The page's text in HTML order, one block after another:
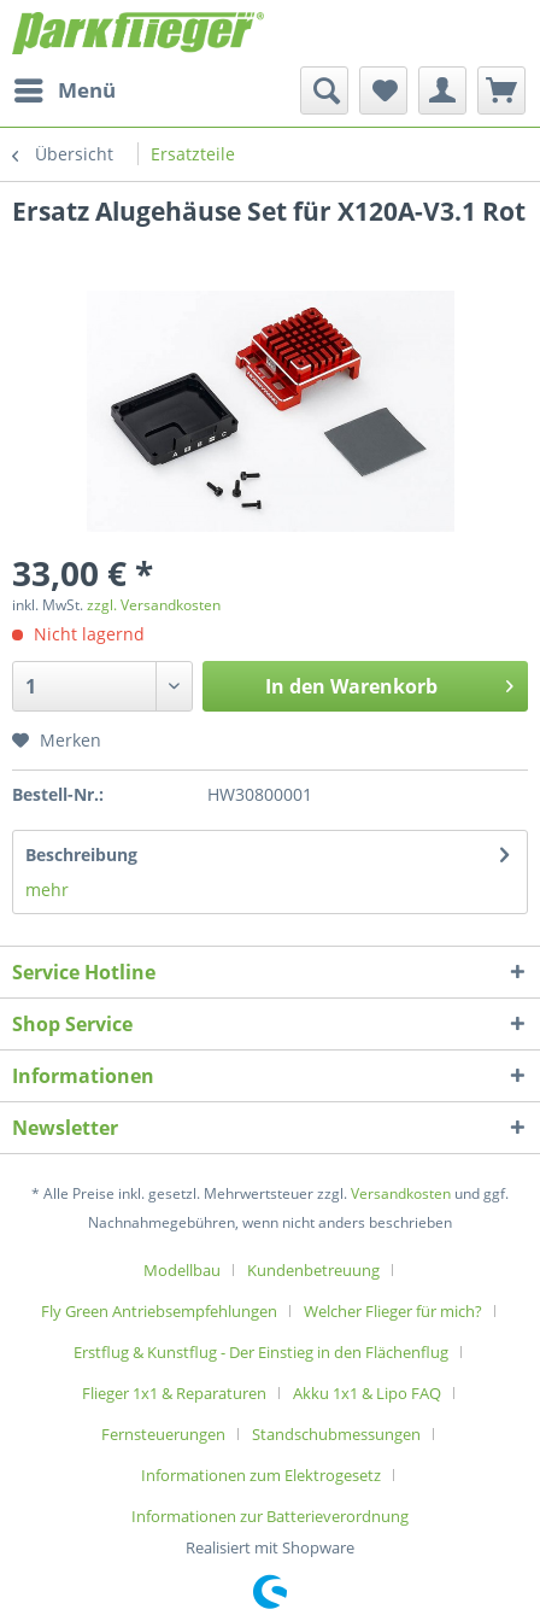
Menü
Übersicht Ersatzteile
Ersatz Alugehäuse Set für X120A-V3.1 Rot
33,00 € *
inkl. MwSt.zzgl. Versandkosten
Nicht lagernd
In den Warenkorb
Merken
Bestell-Nr.: HW30800001
Beschreibung
mehr
Service Hotline
Shop Service
Informationen
Newsletter
* Alle Preise inkl. gesetzl. Mehrwertsteuer zzgl.Versandkosten und ggf.
Nachnahmegebühren, wenn nicht anders beschrieben
Modellbau
Kundenbetreuung
Fly Green Antriebsempfehlungen
Welcher Flieger für mich?
Erstflug & Kunstflug - Der Einstieg in den Flächenflug
Flieger 1x1 & Reparaturen
Akku 1x1 & Lipo FAQ
Fernsteuerungen
Standschubmessungen
Informationen zum Elektrogesetz
Informationen zur Batterieverordnung
Realisiert mit Shopware